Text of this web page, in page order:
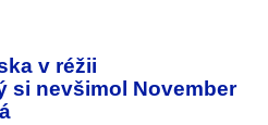
v réžii
si nevšimol November